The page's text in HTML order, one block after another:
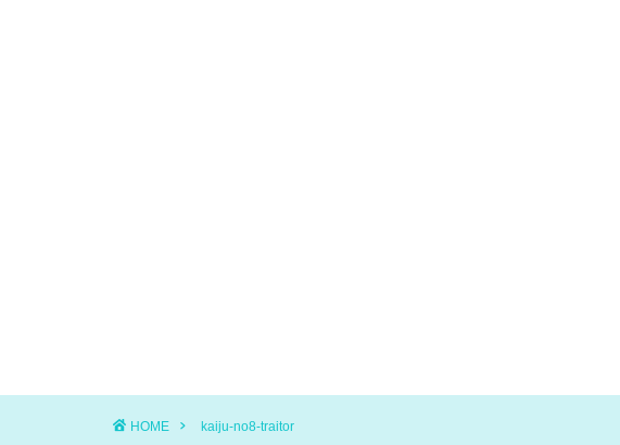
HOME kaiju-no8-traitor